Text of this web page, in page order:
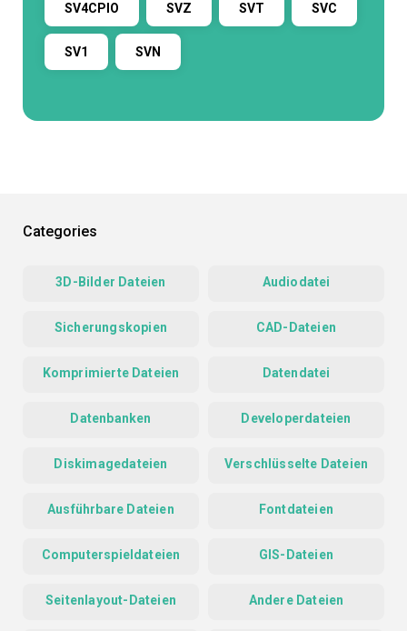
SV4CPIO SVZ SVT SVC
SV1 SVN
Categories
3D-Bilder Dateien Audiodatei
Sicherungskopien CAD-Dateien
Komprimierte Dateien Datendatei
Datenbanken Developerdateien
Diskimagedateien Verschlüsselte Dateien
Ausführbare Dateien Fontdateien
Computerspieldateien GIS-Dateien
Seitenlayout-Dateien Andere Dateien